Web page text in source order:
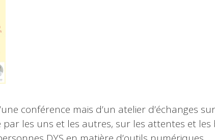
conférence mais d’un atelier d’échanges
par les uns et les autres, sur les attentes et les